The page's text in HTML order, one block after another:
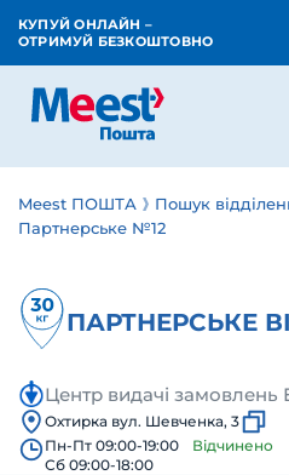
КУПУЙ ОНЛАЙН –
ОТРИМУЙ БЕЗКОШТОВНО
Meest ПОШТА
Пошук
Партнерське №12
ПАРТНЕРСЬКЕ
Центр видачі замовлень
Охтирка вул. Шевченка, 3
Пн-Пт 09:00-19:00
Відчинено
Сб 09:00-18:00